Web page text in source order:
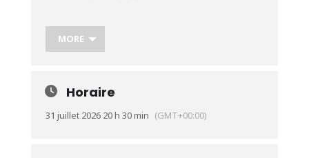
informés dès que nous aurons davantage
d’informations.
automatiquement via la plateforme de réservation.
Aucune démarche n’est nécessaire de votre côté.
Merci pour votre compréhension et votre soutien.
MORE
Horaire
31 juillet 2026 20 h 30 min (GMT+00:00)